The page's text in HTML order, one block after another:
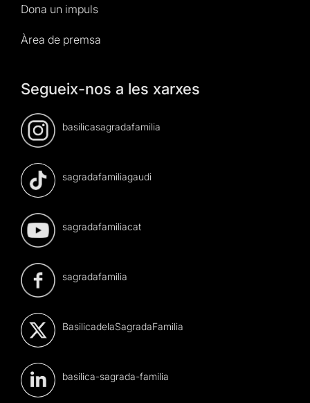
Dona un impuls
Àrea de premsa
Segueix-nos a les xarxes
basilicasagradafamilia
sagradafamiliagaudi
sagradafamiliacat
sagradafamilia
BasilicadelaSagradaFamilia
basilica-sagrada-familia